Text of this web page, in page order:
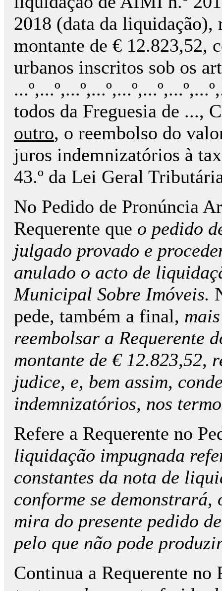
2018 (data da liquidação),
montante de € 12.823,52,
urbanos inscritos sob os
todos da Freguesia de ...,
outro, o reembolso do
juros indemnizatórios à
43.º da Lei Geral
No Pedido de Pronúncia
Requerente que o pedido
julgado provado e
anulado o acto de
Municipal Sobre Imóveis.
pede, também a final,
reembolsar a Requerente
montante de € 12.823,52,
judice, e, bem assim,
indemnizatórios, nos
Refere a Requerente no
liquidação impugnada
constantes da nota de
conforme se
mira do presente pedido
pelo que não pode
Continua a Requerente